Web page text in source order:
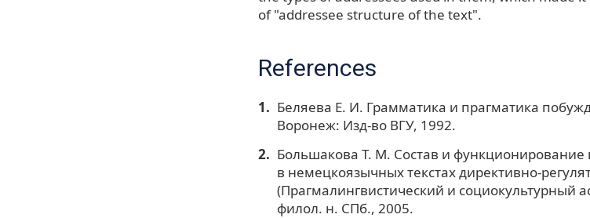
of "addressee structure of the text".
References
Беляева Е. И. Грамматика и прагматика
Воронеж: Изд-во ВГУ, 1992.
Большакова Т. М. Состав и
в немецкоязычных текстах директивно-
(Прагмалингвистический и социокультурный
филол. н. СПб., 2005.